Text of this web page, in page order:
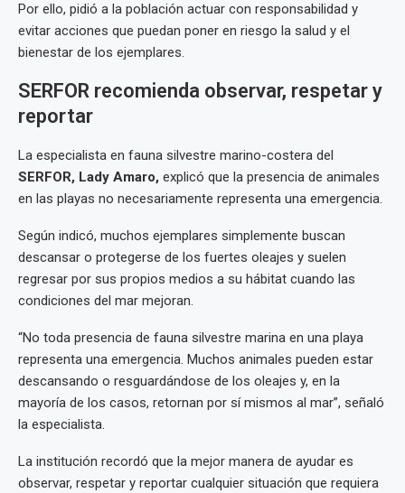
Por ello, pidió a la población actuar con responsabilidad y
evitar acciones que puedan poner en riesgo la salud y el
bienestar de los ejemplares.
SERFOR recomienda observar, respetar y
reportar
La especialista en fauna silvestre marino-costera del
SERFOR, Lady Amaro, explicó que la presencia de animales
en las playas no necesariamente representa una emergencia.
Según indicó, muchos ejemplares simplemente buscan
descansar o protegerse de los fuertes oleajes y suelen
regresar por sus propios medios a su hábitat cuando las
condiciones del mar mejoran.
“No toda presencia de fauna silvestre marina en una playa
representa una emergencia. Muchos animales pueden estar
descansando o resguardándose de los oleajes y, en la
mayoría de los casos, retornan por sí mismos al mar”, señaló
la especialista.
La institución recordó que la mejor manera de ayudar es
observar, respetar y reportar cualquier situación que requiera